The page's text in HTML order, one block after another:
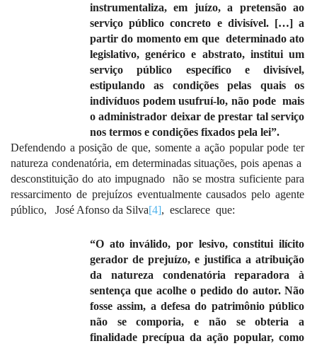
instrumentaliza, em juízo, a pretensão ao
serviço público concreto e divisível. […] a
partir do momento em que determinado ato
legislativo, genérico e abstrato, institui um
serviço público específico e divisível,
estipulando as condições pelas quais os
indivíduos podem usufruí-lo, não pode mais
o administrador deixar de prestar tal serviço
nos termos e condições fixados pela lei”.
Defendendo a posição de que, somente a ação popular pode ter
natureza condenatória, em determinadas situações, pois apenas a
desconstituição do ato impugnado
não se mostra suficiente para
ressarcimento de prejuízos eventualmente causados pelo agente
público,
José Afonso da Silva[4], esclarece que:
“O ato inválido, por lesivo, constitui ilícito
gerador de prejuízo, e justifica a atribuição
da natureza condenatória reparadora à
sentença que acolhe o pedido do autor. Não
fosse assim, a defesa do patrimônio público
não se comporia, e não se obteria a
finalidade precípua da ação popular, como